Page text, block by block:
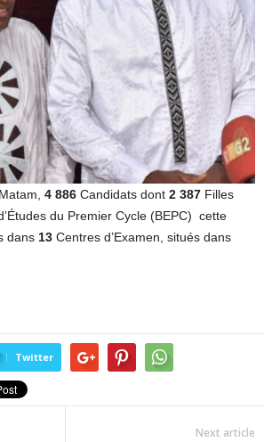
4 886 Candidats dont 2 387 Filles
du Premier Cycle (BEPC) cette
dans 13 Centres d’Examen, situés dans
Twitter
Next article